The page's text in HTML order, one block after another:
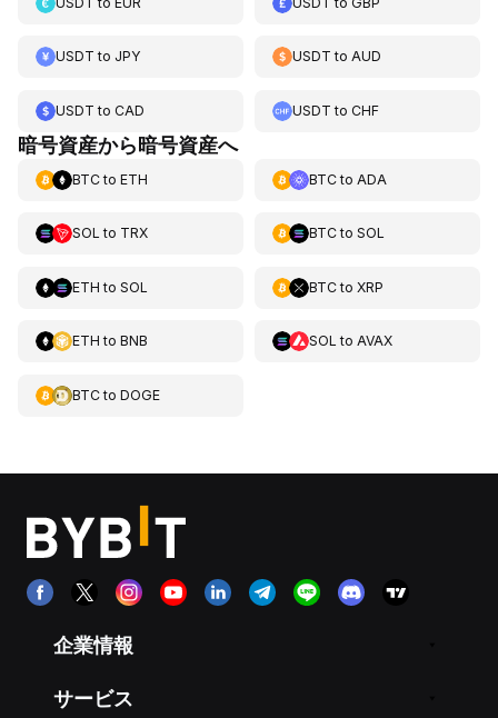
USDT to JPY USDT toAUD
USDT to CAD USDT toCHF
暗号資産から暗号資産へ
BTCto ETH BTCto ADA
SOL to TRX BTCto SOL
ETH to SOL BTCto XRP
ETH to BNB SOL to AVAX
BTCto DOGE
企業情報
サービス